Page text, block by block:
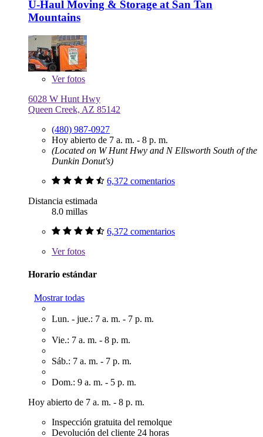
U-Haul Moving & Storage at San Tan
Mountains
Verfotos
6028 W Hunt Hwy
Queen Creek, AZ 85142
(480) 987-0927
Hoy abierto de 7 a. m. - 8 p. m.
(Located on W Hunt Hwy and N Ellsworth South of the
Dunkin Donut's)
6,372 comentarios
Distancia estimada
8.0 millas
6,372 comentarios
Verfotos
Horario estándar
Mostrar todas
Lun. - jue.: 7 a. m. - 7 p. m.
Vie.: 7 a. m. - 8 p. m.
Sáb.: 7 a. m. - 7 p. m.
Dom.: 9 a. m. - 5 p. m.
Hoy abierto de 7 a. m. - 8 p. m.
Inspección gratuita del remolque
Devolución del cliente 24 horas